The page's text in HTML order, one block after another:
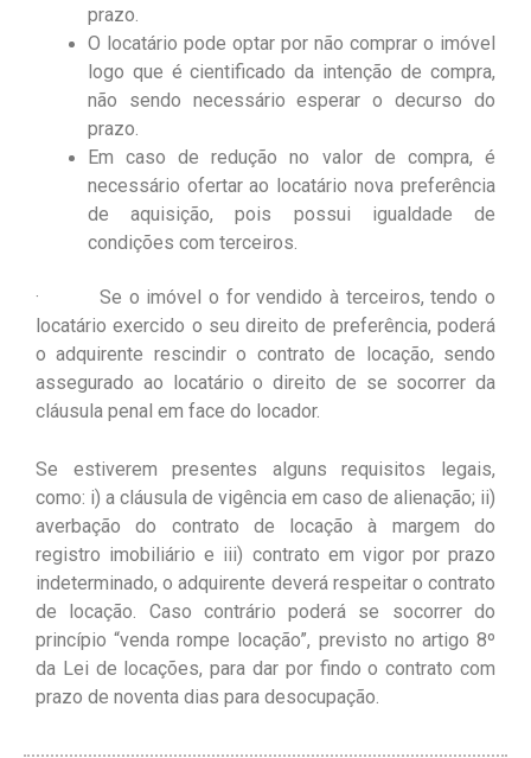
prazo.
O locatário pode optar por não comprar o imóvel
logo que é cientificado da intenção de compra,
não sendo necessário esperar o decurso do
prazo.
Em caso de redução no valor de compra, é
necessário ofertar ao locatário nova preferência
de aquisição, pois possui igualdade de
condições com terceiros.
· Se o imóvel o for vendido à terceiros, tendo o
locatário exercido o seu direito de preferência, poderá
o adquirente rescindir o contrato de locação, sendo
assegurado ao locatário o direito de se socorrer da
cláusula penal em face do locador.
Se estiverem presentes alguns requisitos legais,
como: i) a cláusula de vigência em caso de alienação; ii)
averbação do contrato de locação à margem do
registro imobiliário e iii) contrato em vigor por prazo
indeterminado, o adquirente deverá respeitar o contrato
de locação. Caso contrário poderá se socorrer do
princípio “venda rompe locação”, previsto no artigo 8º
da Lei de locações, para dar por findo o contrato com
prazo de noventa dias para desocupação.